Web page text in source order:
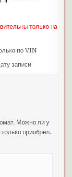
только на
по VIN
записи
Можно ли у
приобрел.